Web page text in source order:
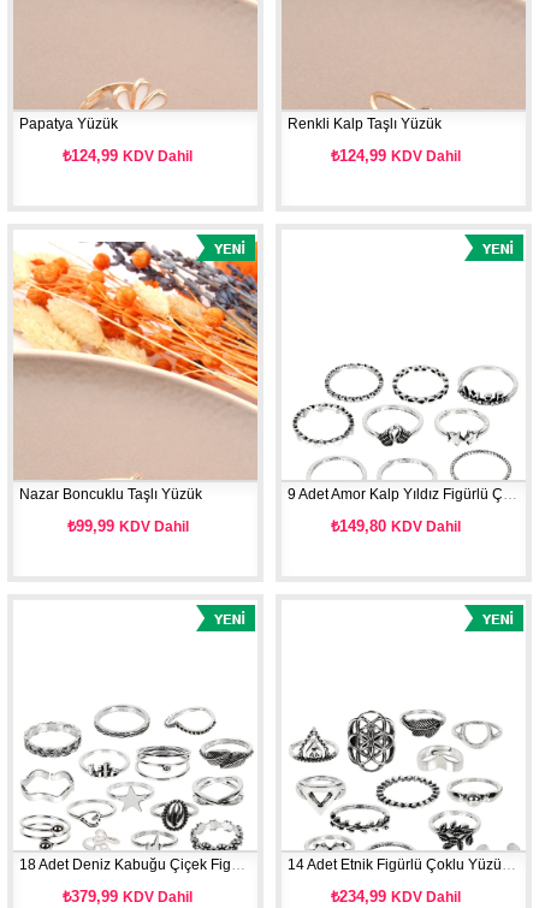
Papatya Yüzük
₺124,99KDV Dahil
Renkli Kalp Taşlı Yüzük
₺124,99KDV Dahil
Nazar Boncuklu Taşlı Yüzük
₺99,99 KDV Dahil
9 Adet Amor Kalp Yıldız Figürlü Çoklu Yüzük Seti
₺149,80KDV Dahil
18 Adet Deniz Kabuğu Çiçek Figürlü Çoklu Yüzük Seti
₺379,99KDV Dahil
14 Adet Etnik Figürlü Çoklu Yüzük Seti
₺234,99KDV Dahil